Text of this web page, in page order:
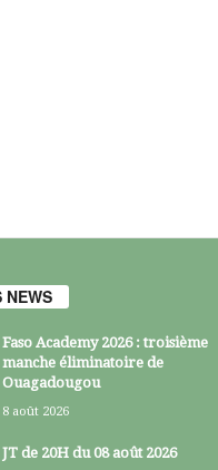
NEWS
Faso Academy 2026 : troisième
manche éliminatoire de
Ouagadougou
8 août 2026
JT de 20H du 08 août 2026